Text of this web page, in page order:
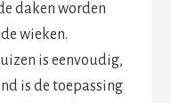
daken worden
wieken.
is eenvoudig,
is de toepassing